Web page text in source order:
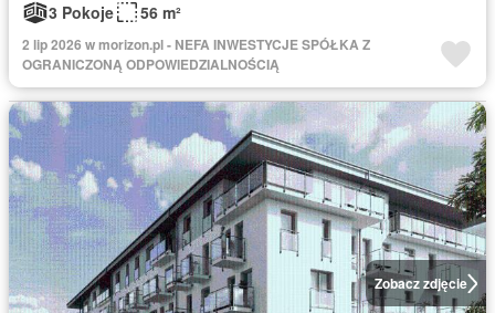
3 Pokoje
56 m²
2 lip 2026 w morizon.pl - NEFA INWESTYCJE SPÓŁKA Z
OGRANICZONĄ ODPOWIEDZIALNOŚCIĄ
Zobacz zdjęcie